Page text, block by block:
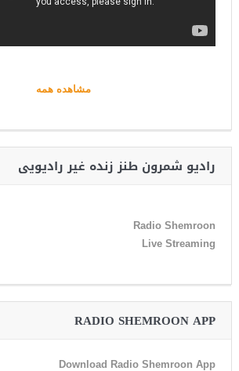
مشاهده همه
رادیو شمرون طنز زنده غیر رادیویی
Radio Shemroon
Live Streaming
RADIO SHEMROON APP
Download Radio Shemroon App